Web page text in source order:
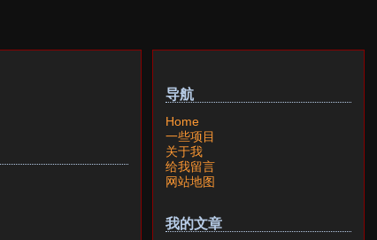
导航
Home
一些项目
关于我
给我留言
网站地图
我的文章